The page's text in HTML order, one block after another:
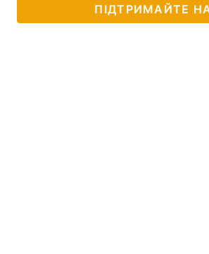
ПІДТРИМАЙТЕ